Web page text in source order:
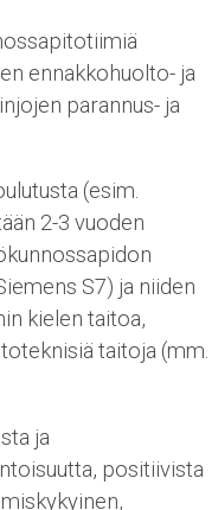
ennakkohuolto- ja
parannus- ja
(esim.
2-3 vuoden
S7) ja niiden
kielen taitoa,
taitoja (mm.
ja
positiivista